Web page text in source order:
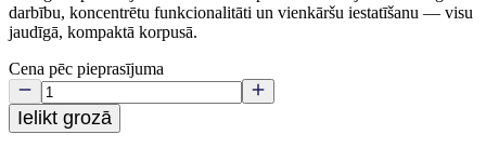
darbību, koncentrētu funkcionalitāti un vienkāršu iestatīšanu — visu
jaudīgā, kompaktā korpusā.
Cena pēc pieprasījuma
Ielikt grozā